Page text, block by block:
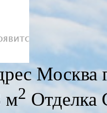
Москва
м2 Отделка